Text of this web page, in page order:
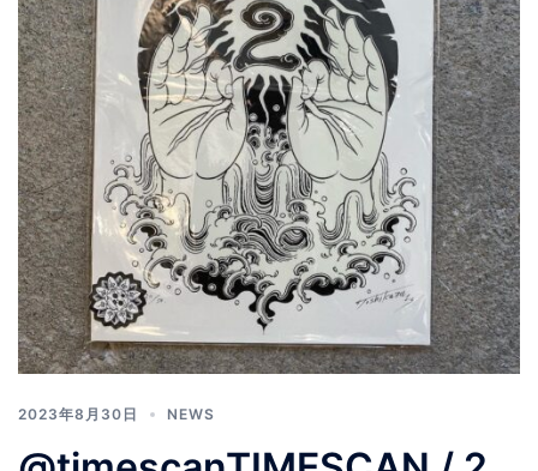
2023年8月30日 NEWS